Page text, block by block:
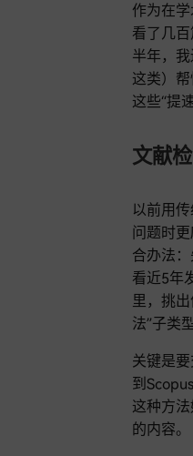
作为在
看了几
半年，
这类）
这些“提
文献
以前用
问题时
合办法
看近5年
里，挑
法”子类
关键是
到
这种方
的内容。